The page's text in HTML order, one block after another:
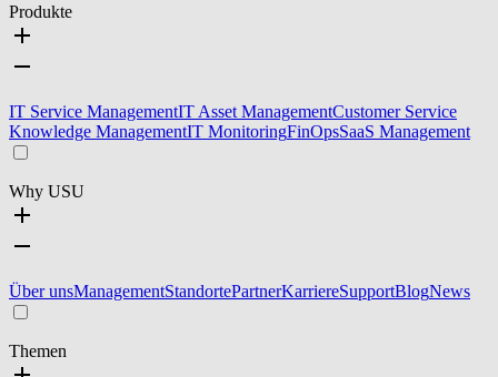
Produkte
IT Service ManagementIT Asset ManagementCustomer Service
Knowledge ManagementIT MonitoringFinOpsSaaS Management
Why USU
Über unsManagementStandortePartnerKarriereSupportBlogNews
Themen